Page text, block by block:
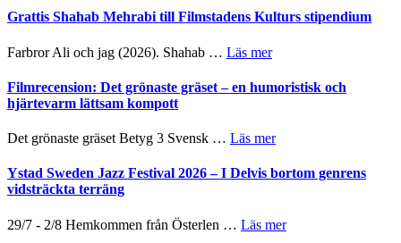
I
to
–
Fox
Mulder
Dana
Scully
Out
19
titlar
filmprogram
Grattis Shahab Mehrabi till Filmstadens Kulturs stipendium
Farbror Ali och jag (2026). Shahab … Läs merom
Shahab
Kulturs
Filmrecension: Det grönaste gräset – en humoristisk och
hjärtevarm lättsam kompott
Det grönaste gräset Betyg 3 Svensk … Läs merom
Det
grönaste
en
Ystad Sweden Jazz Festival 2026 – I Delvis bortom genrens
vidsträckta terräng
29/7 - 2/8 Hemkommen från Österlen … Läs merom